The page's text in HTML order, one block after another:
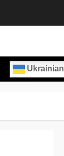
Ukrainian